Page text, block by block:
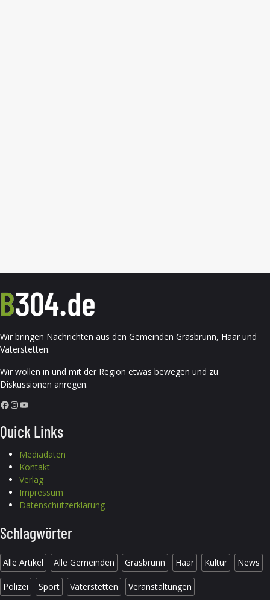
Wir bringen Nachrichten aus den Gemeinden Grasbrunn, Haar und
Vaterstetten.
Wir wollen in und mit der Region etwas bewegen und zu
Diskussionen anregen.
Facebook InstagramYouTube
Quick Links
Mediadaten
Kontakt
Verlag
Impressum
Datenschutzerklärung
Schlagwörter
Alle Artikel Alle Gemeinden Grasbrunn Haar Kultur News
Polizei Sport Vaterstetten Veranstaltungen